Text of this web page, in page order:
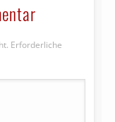
Erforderliche